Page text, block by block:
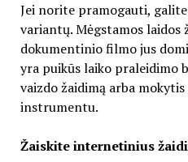
Jei norite pramogauti,
variantų. Mėgstamos laidos
dokumentinio filmo jus
yra puikūs laiko praleidimo
vaizdo žaidimą arba
instrumentu.
Žaiskite internetinius